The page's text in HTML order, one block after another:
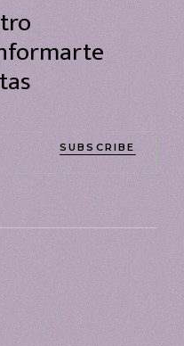
SUBSCRIBE